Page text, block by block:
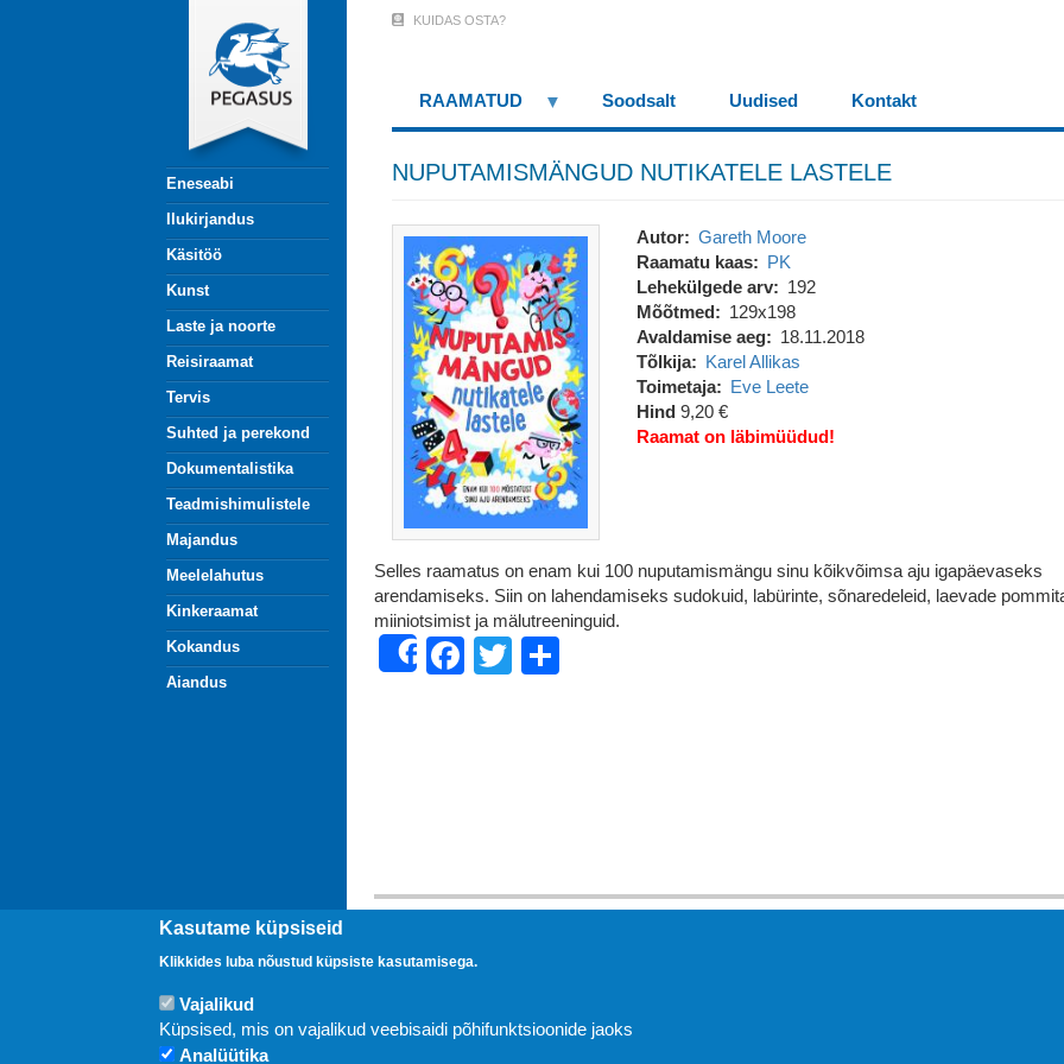
Eneseabi
Ilukirjandus
Käsitöö
Kunst
Laste ja noorte
Reisiraamat
Tervis
Suhted ja perekond
Dokumentalistika
Teadmishimulistele
Majandus
Meelelahutus
Kinkeraamat
Kokandus
Aiandus
Menu
(logged
KUIDAS OSTA?
RAAMATUD Soodsalt Uudised Kontakt
NUPUTAMISMÄNGUD NUTIKATELE LASTELE
Autor
Gareth Moore
Raamatu kaas
PK
Lehekülgede arv
192
Mõõtmed
129x198
Avaldamise aeg
18.11.2018
Tõlkija
Karel Allikas
Toimetaja
Eve Leete
Hind 9,20 €
Raamat on läbimüüdud!
Selles raamatus on enam kui 100 nuputamismängu sinu kõikvõimsa aju igapäevaseks
arendamiseks. Siin on lahendamiseks sudokuid, labürinte, sõnaredeleid, laevade
miiniotsimist ja mälutreeninguid.
ShareFacebook
Twitter
Kasutame küpsiseid
Klikkides luba nõustud küpsiste kasutamisega.
Vajalikud
Küpsised, mis on vajalikud veebisaidi põhifunktsioonide jaoks
Analüütika